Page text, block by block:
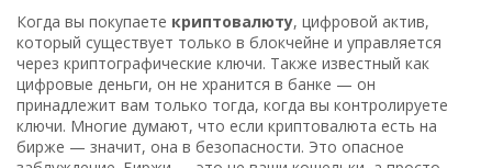
Когда вы покупаете криптовалюту,цифровой актив,
который существует только в блокчейне и управляется
через криптографические ключи. Также известный как
цифровые деньги, он не хранится в банке — он
принадлежит вам только тогда, когда вы контролируете
ключи. Многие думают, что если криптовалюта есть на
бирже — значит, она в безопасности. Это опасное